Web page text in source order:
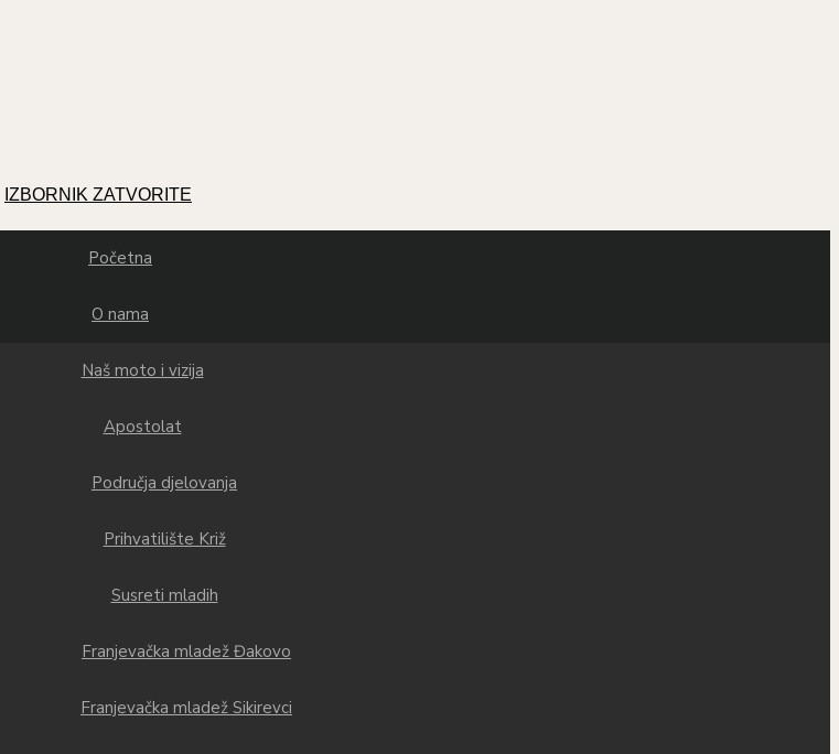
IZBORNIK ZATVORITE
Početna
O nama
Naš moto i vizija
Apostolat
Područja djelovanja
Prihvatilište Križ
Susreti mladih
Franjevačka mladež Đakovo
Franjevačka mladež Sikirevci